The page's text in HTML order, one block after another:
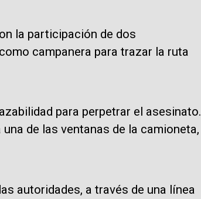
la participación de dos
campanera para trazar la ruta
para perpetrar el asesinato.
de las ventanas de la camioneta,
autoridades, a través de una línea